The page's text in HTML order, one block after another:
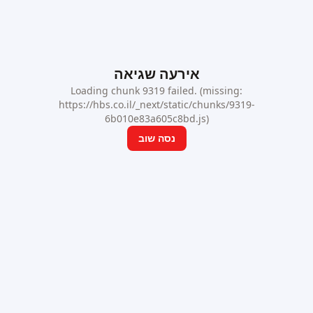
אירעה שגיאה
Loading chunk 9319 failed. (missing:
https://hbs.co.il/_next/static/chunks/9319-
6b010e83a605c8bd.js)